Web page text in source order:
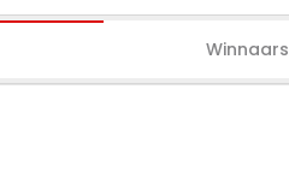
Winnaars